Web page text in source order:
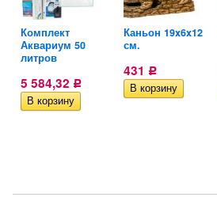
Комплект
Аквариум 50
литров
5 584,32 Р
Каньон 19x6x12
см.
431 Р